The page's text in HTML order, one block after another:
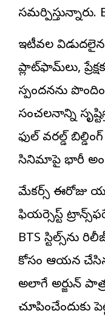
సమర్పిస్తున్నారు.
ఇటీవల విడుదలైన
ప్లాట్‌ఫామ్‌లు,
స్పందనను
సంచలనాన్ని
ఫుల్ వరల్డ్
సినిమాపై భారీ
మేకర్స్ ఈరోజు
ఫియర్సెస్ట్
BTS స్టిల్స్‌ను
కోసం ఆయన చేసిన
అలాగే అర్జున్
చూపించేందుకు